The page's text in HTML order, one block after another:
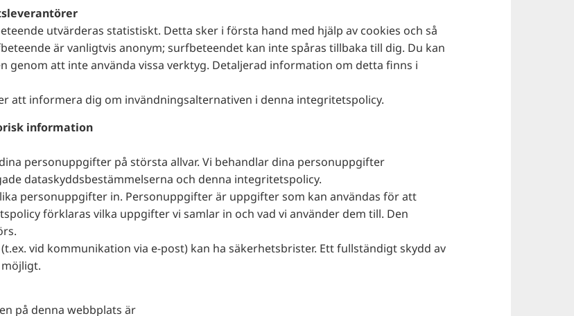
utvärderas statistiskt. Detta sker i första hand med hjälp av cookies och så
är vanligtvis anonym; surfbeteendet kan inte spåras tillbaka till dig. Du kan
genom att inte använda vissa verktyg. Detaljerad information om detta finns i
att informera dig om invändningsalternativen i denna integritetspolicy.
information
personuppgifter på största allvar. Vi behandlar dina personuppgifter
dataskyddsbestämmelserna och denna integritetspolicy.
personuppgifter in. Personuppgifter är uppgifter som kan användas för att
förklaras vilka uppgifter vi samlar in och vad vi använder dem till. Den
vid kommunikation via e-post) kan ha säkerhetsbrister. Ett fullständigt skydd av
på denna webbplats är